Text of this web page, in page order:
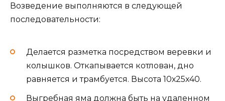
Возведение выполняются в следующей
последовательности:
Делается разметка посредством веревки и
колышков. Откапывается котлован, дно
равняется и трамбуется. Высота 10х25х40.
Выгребная яма должна быть на удаленном